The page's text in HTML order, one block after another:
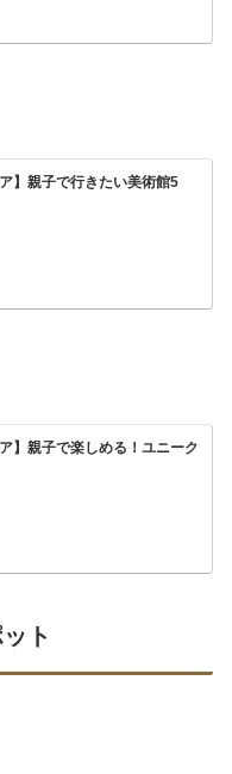
】親子で行きたい美術館5
】親子で楽しめる！ユニーク
ト